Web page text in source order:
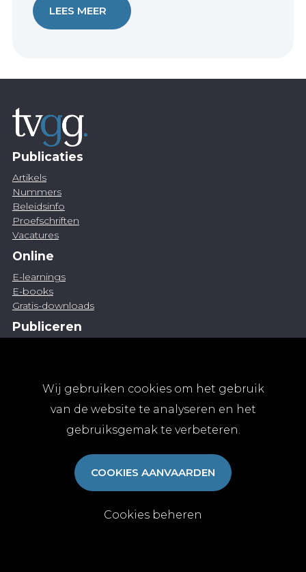
Wij gebruiken cookies om het gebruik
van de website te analyseren en het
gebruiksgemak te verbeteren.
COOKIES AANVAARDEN
Cookies beheren
LEES MEER
Publicaties
Artikels
Nummers
Beleidsinfo
Proefschriften
Vacatures
Online
E-learnings
E-books
Gratis-downloads
Publiceren
Abonnementen
Algemene abonnementsvoorwaarden